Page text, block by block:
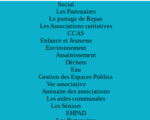
Social
Les Partenaires
Le portage de Repas
Les Associations caritatives
CCAS
Enfance et Jeunesse
Environnement
Assainissement
Déchets
Eau
Gestion des Espaces Publics
Vie associative
Annuaire des associations
Les aides communales
Les Séniors
EHPAD